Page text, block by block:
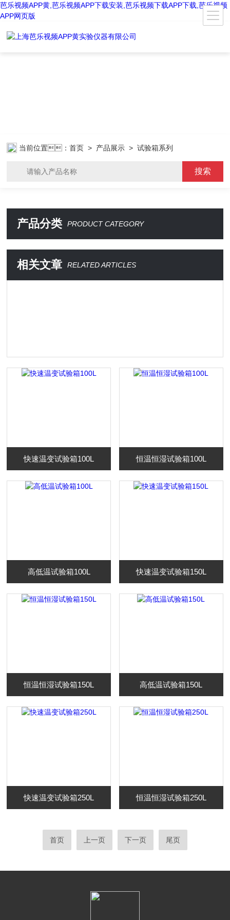
芭乐视频APP黄,芭乐视频APP下载安装,芭乐视频下载APP下载,芭乐视频
APP网页版
当前位置：首页 > 产品展示 > 试验箱系列
产品分类 PRODUCT CATEGORY
相关文章 RELATED ARTICLES
快速温变试验箱100L 恒温恒湿试验箱100L
高低温试验箱100L 快速温变试验箱150L
恒温恒湿试验箱150L 高低温试验箱150L
快速温变试验箱250L 恒温恒湿试验箱250L
首页 上一页 下一页 尾页